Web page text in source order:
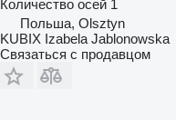
Количество осей 1
Польша, Olsztyn
KUBIX Izabela Jablonowska
Связаться с продавцом